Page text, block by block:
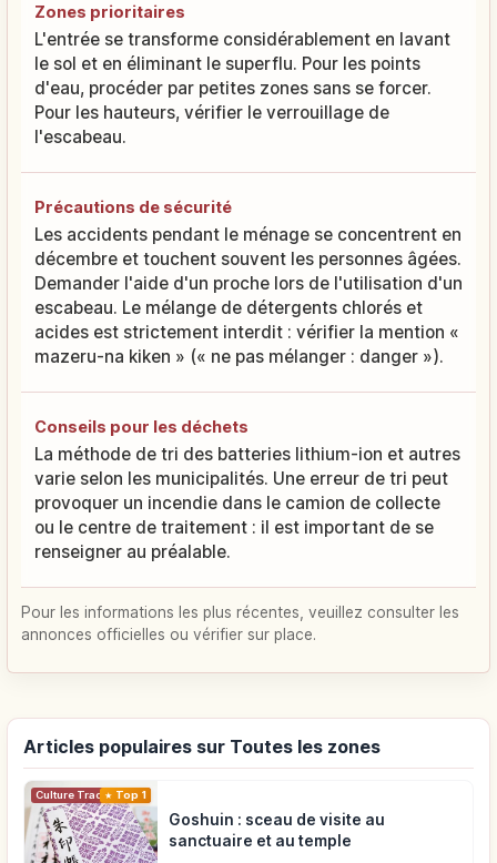
Zones prioritaires
L'entrée se transforme considérablement en lavant
le sol et en éliminant le superflu. Pour les points
d'eau, procéder par petites zones sans se forcer.
Pour les hauteurs, vérifier le verrouillage de
l'escabeau.
Précautions de sécurité
Les accidents pendant le ménage se concentrent en
décembre et touchent souvent les personnes âgées.
Demander l'aide d'un proche lors de l'utilisation d'un
escabeau. Le mélange de détergents chlorés et
acides est strictement interdit : vérifier la mention «
mazeru-na kiken » (« ne pas mélanger : danger »).
Conseils pour les déchets
La méthode de tri des batteries lithium-ion et autres
varie selon les municipalités. Une erreur de tri peut
provoquer un incendie dans le camion de collecte
ou le centre de traitement : il est important de se
renseigner au préalable.
Pour les informations les plus récentes, veuillez consulter les
annonces officielles ou vérifier sur place.
Articles populaires sur Toutes les zones
Culture Traditionnelle
Top 1
Goshuin : sceau de visite au
sanctuaire et au temple